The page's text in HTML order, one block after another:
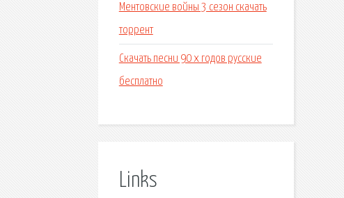
Ментовские войны 3 сезон скачать
торрент
Скачать песни 90 х годов русские
бесплатно
Links